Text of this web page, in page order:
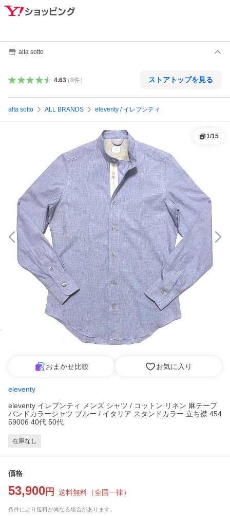
alta sotto
4.63（8件） ストアトップを見る
alta sotto ALL BRANDS eleventy / イレブンティ
1/15
おまかせ比較 お気に入り
eleventy
eleventy イレブンティ メンズ シャツ / コットン リネン 麻テープ
バンドカラーシャツ ブルー / イタリア スタンドカラー 立ち襟 454
59006 40代 50代
在庫なし
価格
53,900 円 送料無料 （全国一律）
条件により送料が異なる場合があります。